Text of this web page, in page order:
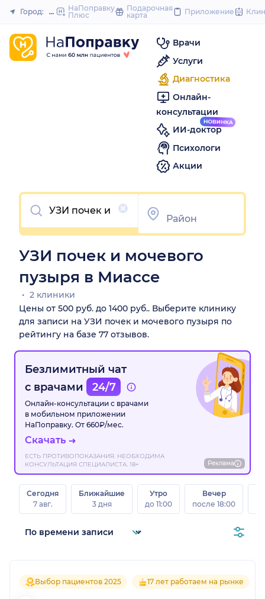
to
Закрыть
Город: МиассНаПоправку
Плюс
Подарочная
карта
Приложение
Врачи
Услуги
Диагностика
Онлайн-
консультации
ИИ-доктор
Психологи
Акции
Очистить
УЗИ почек и мочевого
пузыря в Миассе
2 клиники
Цены от 500 руб. до 1400 руб.. Выберите клинику
для записи на УЗИ почек и мочевого пузыря по
рейтингу на базе 77 отзывов.
Безлимитный чат
с врачами
24/7
Онлайн-консультации с врачами
в мобильном приложении
НаПоправку. От 660₽/мес.
Скачать
ЕСТЬ ПРОТИВОПОКАЗАНИЯ. НЕОБХОДИМА
КОНСУЛЬТАЦИЯ СПЕЦИАЛИСТА. 18+
Реклама
Сегодня
7 авг.
Ближайшие
3 дня
Утро
до 11:00
Вечер
после 18:00
Выбор пациентов 2025 17 лет работаем на рынке